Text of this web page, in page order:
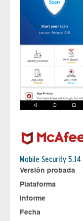
Mobile Security 5.14
Versión probada
Plataforma
Informe
Fecha